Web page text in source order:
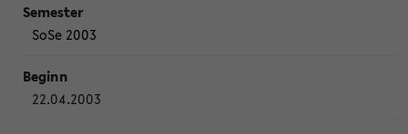
SoSe 2003
22.04.2003